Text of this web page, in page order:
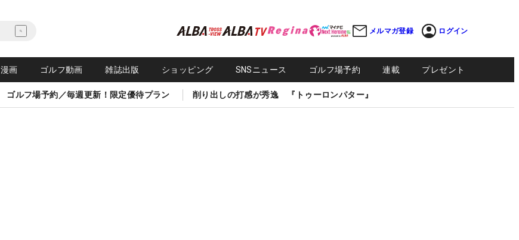
メルマガ登録 ログイン
漫画 ゴルフ動画 雑誌出版 ショッピング SNSニュース ゴルフ場予約 連載 プレゼント
ゴルフ場予約／毎週更新！限定優待プラン 削り出しの打感が秀逸 『トゥーロンパター』